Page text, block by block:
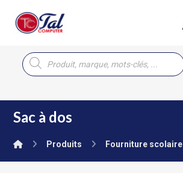
Sac à dos
Produits Fourniture scolaire